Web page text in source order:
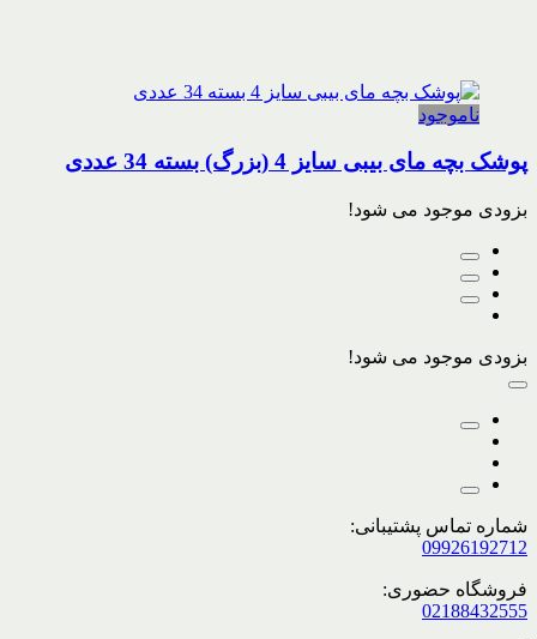
ناموجود
پوشک بچه مای بیبی سایز 4 (بزرگ) بسته 34 عددی
بزودی موجود می شود!
بزودی موجود می شود!
شماره تماس پشتیبانی:
09926192712
فروشگاه حضوری:
02188432555